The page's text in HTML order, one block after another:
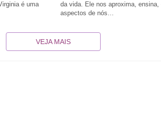
é uma
da vida. Ele nos aproxima,
aspectos de nós…
VEJA MAIS